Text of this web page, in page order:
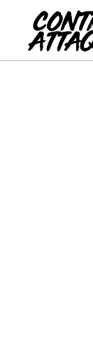
contenu